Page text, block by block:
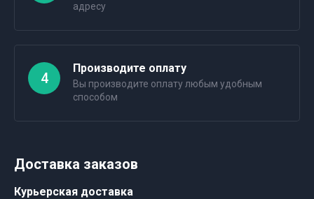
адресу
4
Производите оплату
Вы производите оплату любым удобным
способом
Доставка заказов
Курьерская доставка